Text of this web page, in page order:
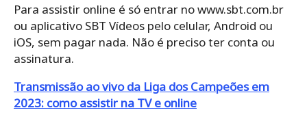
Para assistir online é só entrar no www.sbt.com.br
ou aplicativo SBT Vídeos pelo celular, Android ou
iOS, sem pagar nada. Não é preciso ter conta ou
assinatura.
Transmissão ao vivo da Liga dos Campeões em
2023: como assistir na TV e online